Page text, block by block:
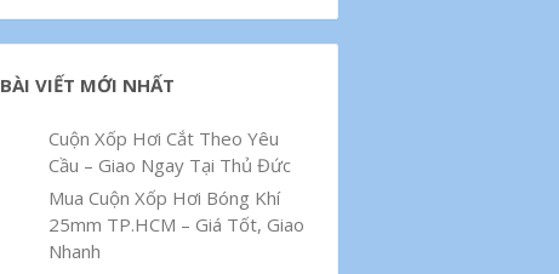
BÀI VIẾT MỚI NHẤT
Cuộn Xốp Hơi Cắt Theo Yêu
Cầu – Giao Ngay Tại Thủ Đức
Mua Cuộn Xốp Hơi Bóng Khí
25mm TP.HCM – Giá Tốt, Giao
Nhanh